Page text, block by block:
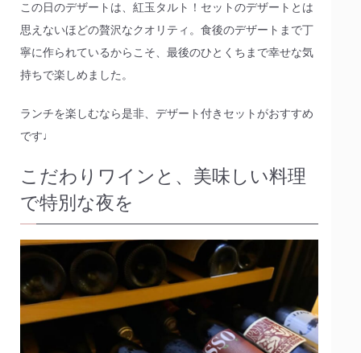
この日のデザートは、紅玉タルト！セットのデザートとは
思えないほどの贅沢なクオリティ。食後のデザートまで丁
寧に作られているからこそ、最後のひとくちまで幸せな気
持ちで楽しめました。
ランチを楽しむなら是非、デザート付きセットがおすすめ
です♩
こだわりワインと、美味しい料理
で特別な夜を